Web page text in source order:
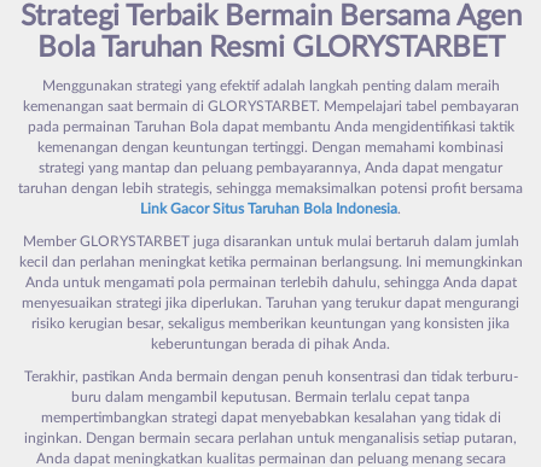
Strategi Terbaik Bermain Bersama Agen
Bola Taruhan Resmi GLORYSTARBET
Menggunakan strategi yang efektif adalah langkah penting dalam meraih
kemenangan saat bermain di GLORYSTARBET. Mempelajari tabel pembayaran
pada permainan Taruhan Bola dapat membantu Anda mengidentifikasi taktik
kemenangan dengan keuntungan tertinggi. Dengan memahami kombinasi
strategi yang mantap dan peluang pembayarannya, Anda dapat mengatur
taruhan dengan lebih strategis, sehingga memaksimalkan potensi profit bersama
Link Gacor Situs Taruhan Bola Indonesia.
Member GLORYSTARBET juga disarankan untuk mulai bertaruh dalam jumlah
kecil dan perlahan meningkat ketika permainan berlangsung. Ini memungkinkan
Anda untuk mengamati pola permainan terlebih dahulu, sehingga Anda dapat
menyesuaikan strategi jika diperlukan. Taruhan yang terukur dapat mengurangi
risiko kerugian besar, sekaligus memberikan keuntungan yang konsisten jika
keberuntungan berada di pihak Anda.
Terakhir, pastikan Anda bermain dengan penuh konsentrasi dan tidak terburu-
buru dalam mengambil keputusan. Bermain terlalu cepat tanpa
mempertimbangkan strategi dapat menyebabkan kesalahan yang tidak di
inginkan. Dengan bermain secara perlahan untuk menganalisis setiap putaran,
Anda dapat meningkatkan kualitas permainan dan peluang menang secara